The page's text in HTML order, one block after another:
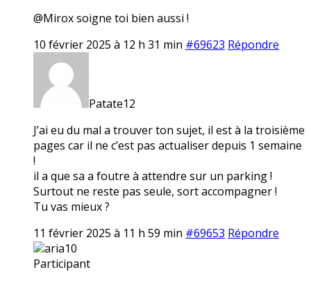
@Mirox soigne toi bien aussi !
10 février 2025 à 12 h 31 min #69623 Répondre
Patate12
J’ai eu du mal a trouver ton sujet, il est à la troisième
pages car il ne c’est pas actualiser depuis 1 semaine
!
il a que sa a foutre à attendre sur un parking !
Surtout ne reste pas seule, sort accompagner !
Tu vas mieux ?
11 février 2025 à 11 h 59 min #69653 Répondre
aria10
Participant